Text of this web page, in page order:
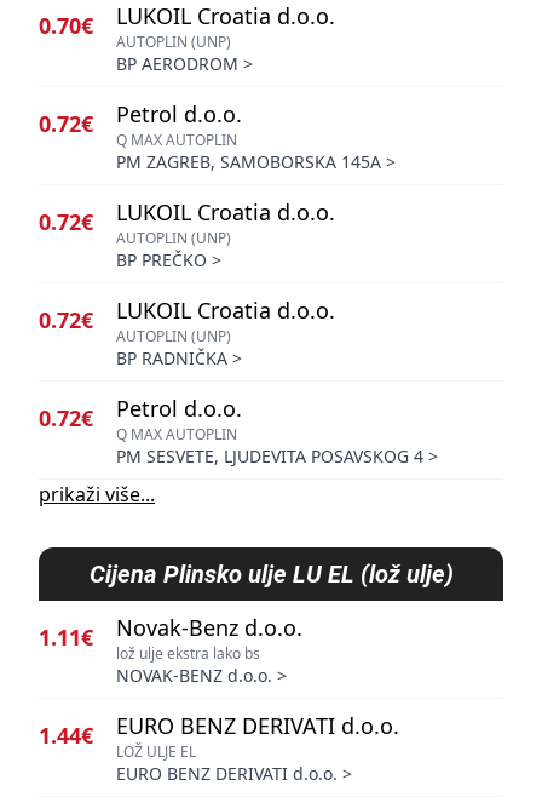
0.70€ LUKOIL Croatia d.o.o.
AUTOPLIN (UNP)
BP AERODROM >
0.72€ Petrol d.o.o.
Q MAX AUTOPLIN
PM ZAGREB, SAMOBORSKA 145A >
0.72€ LUKOIL Croatia d.o.o.
AUTOPLIN (UNP)
BP PREČKO >
0.72€ LUKOIL Croatia d.o.o.
AUTOPLIN (UNP)
BP RADNIČKA >
0.72€ Petrol d.o.o.
Q MAX AUTOPLIN
PM SESVETE, LJUDEVITA POSAVSKOG 4 >
prikaži više...
Cijena Plinsko ulje LU EL (lož ulje)
1.11€ Novak-Benz d.o.o.
lož ulje ekstra lako bs
NOVAK-BENZ d.o.o. >
1.44€ EURO BENZ DERIVATI d.o.o.
LOŽ ULJE EL
EURO BENZ DERIVATI d.o.o. >